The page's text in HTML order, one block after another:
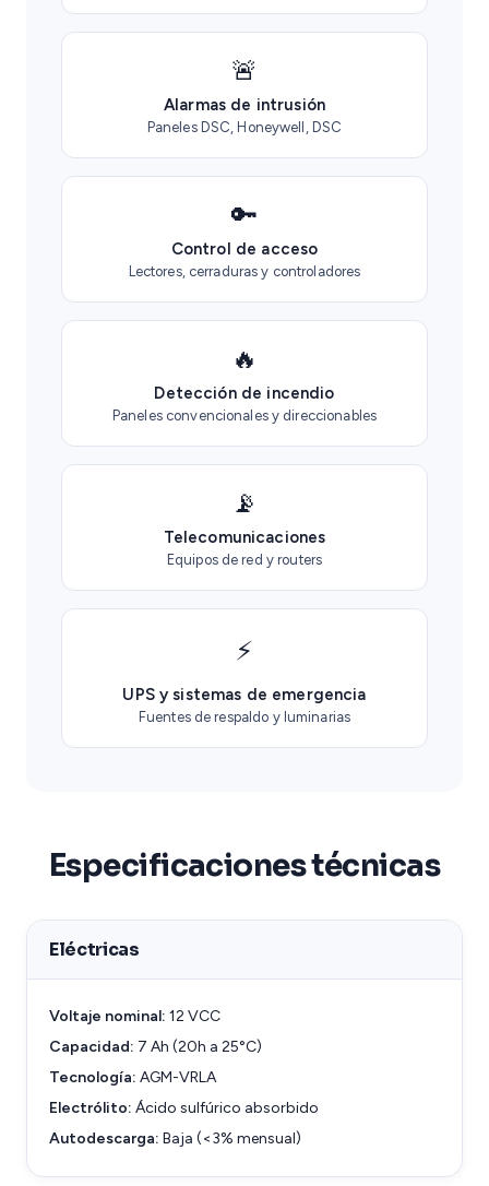
🚨
Alarmas de intrusión
Paneles DSC, Honeywell, DSC
🔑
Control de acceso
Lectores, cerraduras y controladores
🔥
Detección de incendio
Paneles convencionales y direccionables
📡
Telecomunicaciones
Equipos de red y routers
⚡
UPS y sistemas de emergencia
Fuentes de respaldo y luminarias
Especificaciones técnicas
Eléctricas
Voltaje nominal: 12 VCC
Capacidad: 7 Ah (20h a 25°C)
Tecnología: AGM-VRLA
Electrólito: Ácido sulfúrico absorbido
Autodescarga: Baja (<3% mensual)